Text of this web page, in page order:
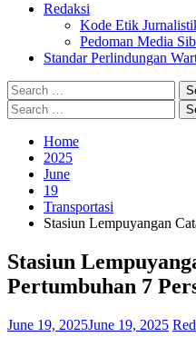
Redaksi
Kode Etik
Pedoman Media
Standar Perlindungan
Search
for:
Search
for:
Home
2025
June
19
Transportasi
Stasiun Lempuyangan
Stasiun
Pertumbuhan 7
June 19, 2025June 19, 2025